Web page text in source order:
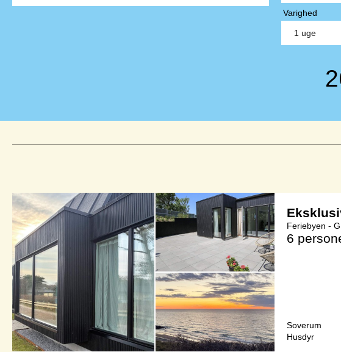
Varighed
Feriebyen -
6
Soverum
Husdyr